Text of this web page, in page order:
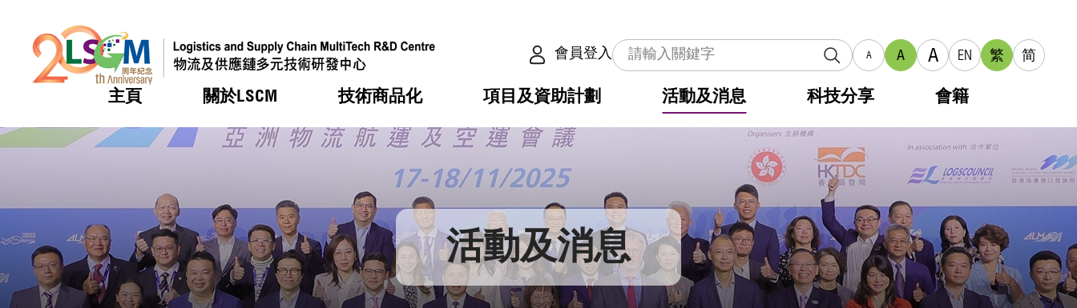
會員登入 A A A EN 繁 简
主頁 關於LSCM
熱門 機構簡介
組織架構
組織架構
董事局
研究顧問
技術商品化
熱門 服務
可獲授權之技術
應用於公共服務之創新技術
重點項目
項目及資助計劃
熱門 合作計劃
資助計劃
資助計劃
稅務優惠
申請
評審
活動及消息
熱門 活動
獎項
新聞中心
媒體報導
科技分享 會籍
熱門 會籍及服務
會員列表
會員登入 活動及消息